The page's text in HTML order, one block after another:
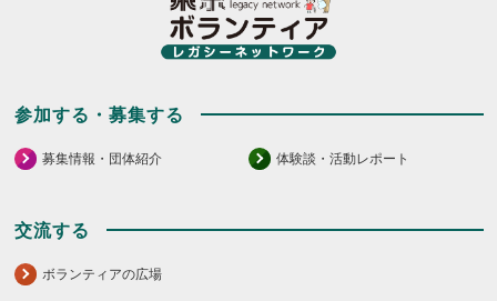
参加する・募集する
募集情報・団体紹介 体験談・活動レポート
交流する
ボランティアの広場